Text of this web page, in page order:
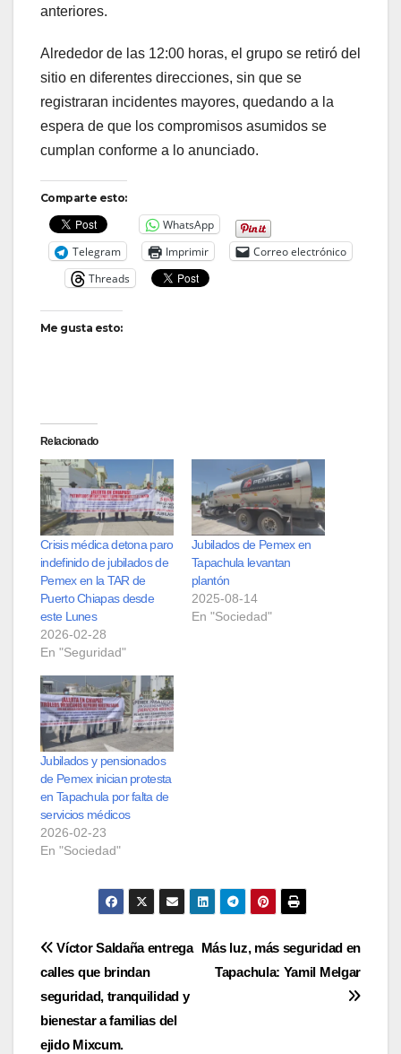
anteriores.
Alrededor de las 12:00 horas, el grupo se retiró del
sitio en diferentes direcciones, sin que se
registraran incidentes mayores, quedando a la
espera de que los compromisos asumidos se
cumplan conforme a lo anunciado.
Comparte esto:
WhatsApp
Telegram
Imprimir
Correo electrónico
Threads
Me gusta esto:
Relacionado
Crisis médica detona paro
indefinido de jubilados de
Pemex en la TAR de
Puerto Chiapas desde
este Lunes
2026-02-28
En "Seguridad"
Jubilados de Pemex en
Tapachula levantan
plantón
2025-08-14
En "Sociedad"
Jubilados y pensionados
de Pemex inician protesta
en Tapachula por falta de
servicios médicos
2026-02-23
En "Sociedad"
Navegación
de
entradas
Más luz, más seguridad en
Tapachula: Yamil Melgar
Víctor Saldaña entrega
calles que brindan
seguridad, tranquilidad y
bienestar a familias del
ejido Mixcum.